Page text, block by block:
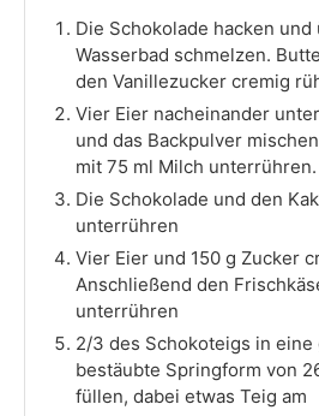
Die Schokolade hacken und
Wasserbad schmelzen.
den Vanillezucker cremig
Vier Eier nacheinander
und das Backpulver
mit 75 ml Milch unterrühren.
Die Schokolade und den
unterrühren
Vier Eier und 150 g Zucker
Anschließend den
unterrühren
2/3 des Schokoteigs in
bestäubte Springform von
füllen, dabei etwas Teig am